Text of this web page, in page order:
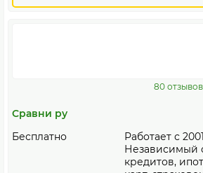
80 отзывов
Сравни ру
Бесплатно
Работает с
Независимый
кредитов,